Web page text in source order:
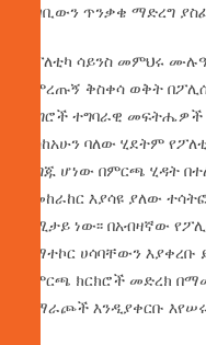
ተገቢውን ጥንቃቄ ማድረግ
የፖለቲካ ሳይንስ መምህሩ
በምረጡኝ ቅስቀሳ ወቅት
ችግሮች ተግባራዊ መፍትሔዎች
እስከአሁን ባለው ሂደትም
ዝግጁ ሆነው በምርጫ ሂዳት
በመከራከር እያሳዩ ያለው
የሚታይ ነው፡፡ በአብዛኛው
በማተኮር ሀሳባቸውን
የምርጫ ክርክሮች መድረክ
አማራጮች እንዲያቀርቡ